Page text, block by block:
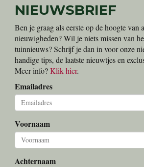
NIEUWSBRIEF
Ben je graag als eerste op de hoogte van
nieuwigheden? Wil je niets missen van
tuinnieuws? Schrijf je dan in voor onze
handige tips, de laatste nieuwtjes en
Meer info?Klik hier.
Emailadres
Voornaam
Achternaam